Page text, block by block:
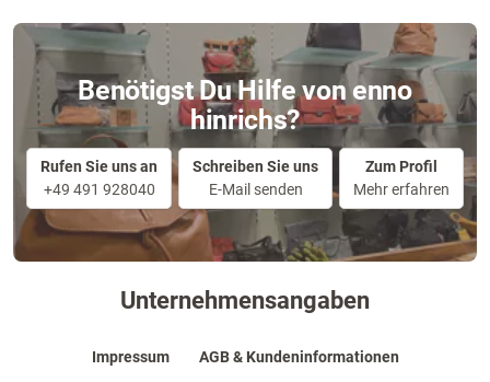
Benötigst Du Hilfe von enno
hinrichs?
Rufen Sie uns an
+49 491 928040
Schreiben Sie uns
E-Mail senden
Zum Profil
Mehr erfahren
Unternehmensangaben
Impressum AGB & Kundeninformationen